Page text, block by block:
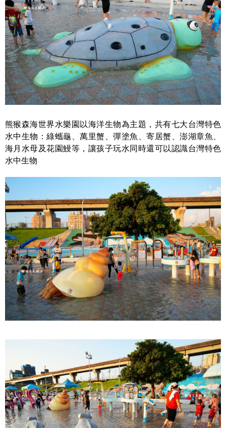
熊猴森海世界水樂園以海洋生物為主題，共有七大台灣特色
水中生物：綠蠵龜、萬里蟹、彈塗魚、寄居蟹、澎湖章魚、
海月水母及花園鰻等，讓孩子玩水同時還可以認識台灣特色
水中生物